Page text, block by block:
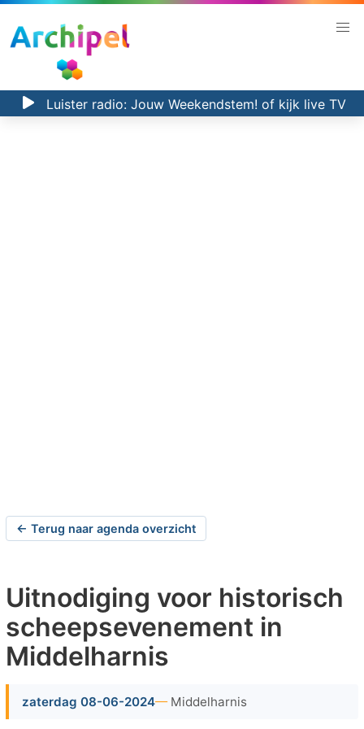
Luister radio: Jouw Weekendstem! of kijk live TV
← Terug naar agenda overzicht
Uitnodiging voor historisch
scheepsevenement in
Middelharnis
zaterdag 08-06-2024 Middelharnis